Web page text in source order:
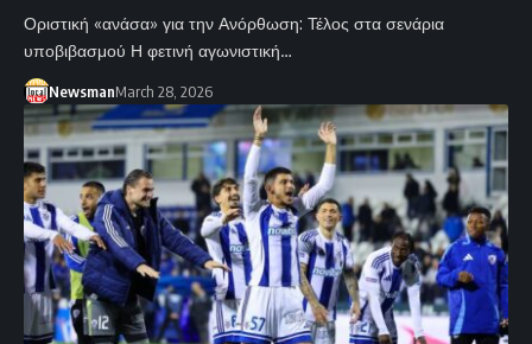
Οριστική «ανάσα» για την Ανόρθωση: Τέλος στα σενάρια
υποβιβασμού Η φετινή αγωνιστική…
NewsmanMarch 28, 2026